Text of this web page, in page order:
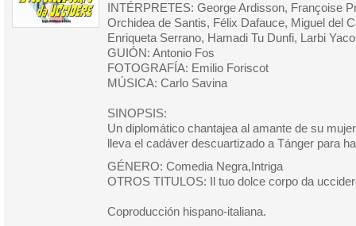
INTÉRPRETES: George Ardisson, Françoise
Orchidea de Santis, Félix Dafauce, Miguel del
Enriqueta Serrano, Hamadi Tu Dunfi, Larbi
GUIÓN: Antonio Fos
FOTOGRAFÍA: Emilio Foriscot
MÚSICA: Carlo Savina
SINOPSIS:
Un diplomático chantajea al amante de su
lleva el cadáver descuartizado a Tánger para
GÉNERO: Comedia Negra,Intriga
OTROS TITULOS: Il tuo dolce corpo da
Coproducción hispano-italiana.